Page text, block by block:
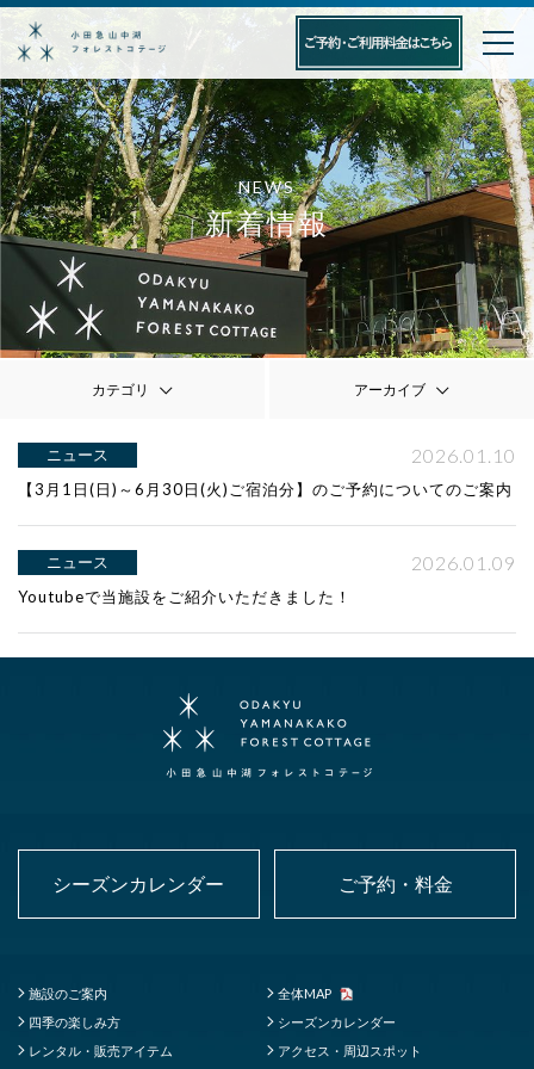
NEWS
新着情報
カテゴリ アーカイブ
ニュース 2026.01.10
【3月1日(日)～6月30日(火)ご宿泊分】のご予約についてのご案内
ニュース 2026.01.09
Youtubeで当施設をご紹介いただきました！
シーズンカレンダー ご予約・料金
施設のご案内
全体MAP
四季の楽しみ方
シーズンカレンダー
レンタル・販売アイテム
アクセス・周辺スポット